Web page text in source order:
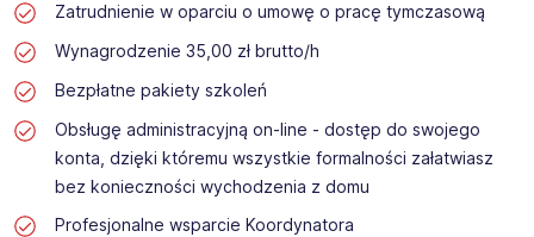
Zatrudnienie w oparciu o umowę o pracę tymczasową
Wynagrodzenie 35,00 zł brutto/h
Bezpłatne pakiety szkoleń
Obsługę administracyjną on-line - dostęp do swojego
konta, dzięki któremu wszystkie formalności załatwiasz
bez konieczności wychodzenia z domu
Profesjonalne wsparcie Koordynatora